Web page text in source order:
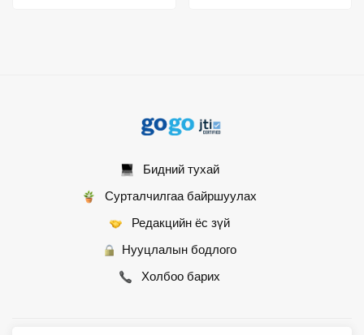
Бидний тухай
Сурталчилгаа байршуулах
Редакцийн ёс зүй
Нууцлалын бодлого
Холбоо барих